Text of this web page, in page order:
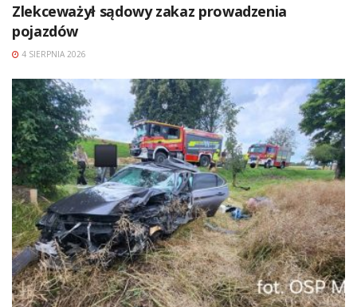
Zlekceważył sądowy zakaz prowadzenia
pojazdów
4 SIERPNIA 2026